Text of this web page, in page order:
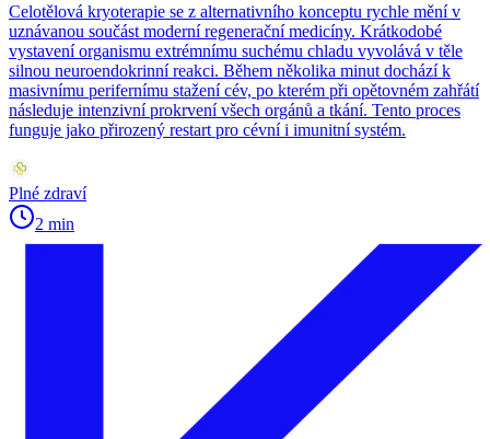
Celotělová kryoterapie se z alternativního konceptu rychle mění v
uznávanou součást moderní regenerační medicíny. Krátkodobé
vystavení organismu extrémnímu suchému chladu vyvolává v těle
silnou neuroendokrinní reakci. Během několika minut dochází k
masivnímu perifernímu stažení cév, po kterém při opětovném zahřátí
následuje intenzivní prokrvení všech orgánů a tkání. Tento proces
funguje jako přirozený restart pro cévní i imunitní systém.
Plné zdraví
2 min